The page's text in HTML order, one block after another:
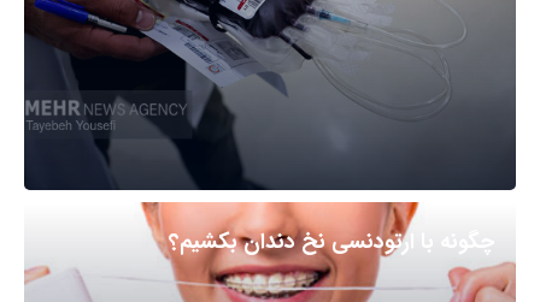
چگونه با ارتودنسی نخ دندان بکشیم؟